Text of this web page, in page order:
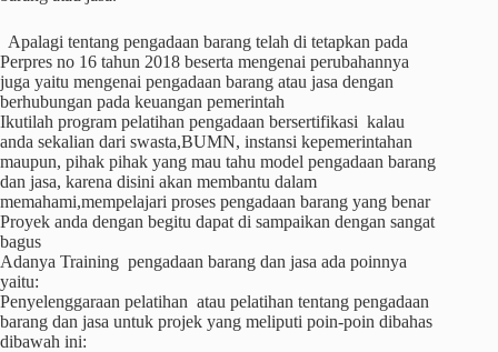
Apalagi tentang pengadaan barang telah di tetapkan pada
Perpres no 16 tahun 2018 beserta mengenai perubahannya
juga yaitu mengenai pengadaan barang atau jasa dengan
berhubungan pada keuangan pemerintah
Ikutilah program pelatihan pengadaan bersertifikasi kalau
anda sekalian dari swasta,BUMN, instansi kepemerintahan
maupun, pihak pihak yang mau tahu model pengadaan barang
dan jasa, karena disini akan membantu dalam
memahami,mempelajari proses pengadaan barang yang benar
Proyek anda dengan begitu dapat di sampaikan dengan sangat
bagus
Adanya Training pengadaan barang dan jasa ada poinnya
yaitu:
Penyelenggaraan pelatihan atau pelatihan tentang pengadaan
barang dan jasa untuk projek yang meliputi poin-poin dibahas
dibawah ini: